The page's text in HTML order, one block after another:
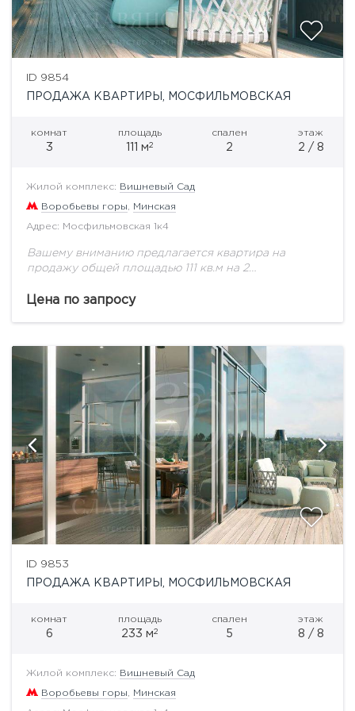
ID 9854
ПРОДАЖА КВАРТИРЫ, МОСФИЛЬМОВСКАЯ
комнат
3
площадь
111 м2
спален
2
этаж
2 / 8
Жилой комплекс: Вишневый Сад
Воробьевы горы, Минская
Адрес: Мосфильмовская 1к4
Вашему вниманию предлагается квартира на
продажу общей площадью 111 кв.м на 2
восемь клубных домов высотой от 8 до 12 этажей и...
Цена по запросу
ID 9853
ПРОДАЖА КВАРТИРЫ, МОСФИЛЬМОВСКАЯ
комнат
6
площадь
233 м2
спален
5
этаж
8 / 8
Жилой комплекс: Вишневый Сад
Воробьевы горы, Минская